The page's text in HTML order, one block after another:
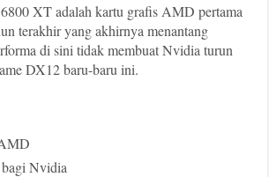
XT adalah kartu grafis AMD pertama
terakhir yang akhirnya menantang
di sini tidak membuat Nvidia turun
DX12 baru-baru ini.
Nvidia